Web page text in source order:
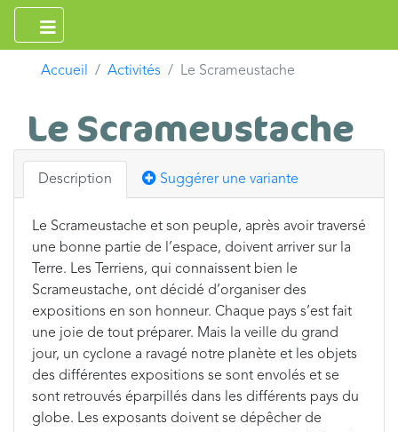
Accueil Activités Le Scrameustache
Le Scrameustache
Description Suggérer une variante
Le Scrameustache et son peuple, après avoir traversé
une bonne partie de l’espace, doivent arriver sur la
Terre. Les Terriens, qui connaissent bien le
Scrameustache, ont décidé d’organiser des
expositions en son honneur. Chaque pays s’est fait
une joie de tout préparer. Mais la veille du grand
jour, un cyclone a ravagé notre planète et les objets
des différentes expositions se sont envolés et se
sont retrouvés éparpillés dans les différents pays du
globe. Les exposants doivent se dépêcher de